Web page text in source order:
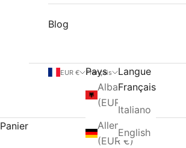
Blog
EUR €
Pays
Albanie
Allemagne
(EUR €)
Français
Langue
Français
Italiano
English
Panier